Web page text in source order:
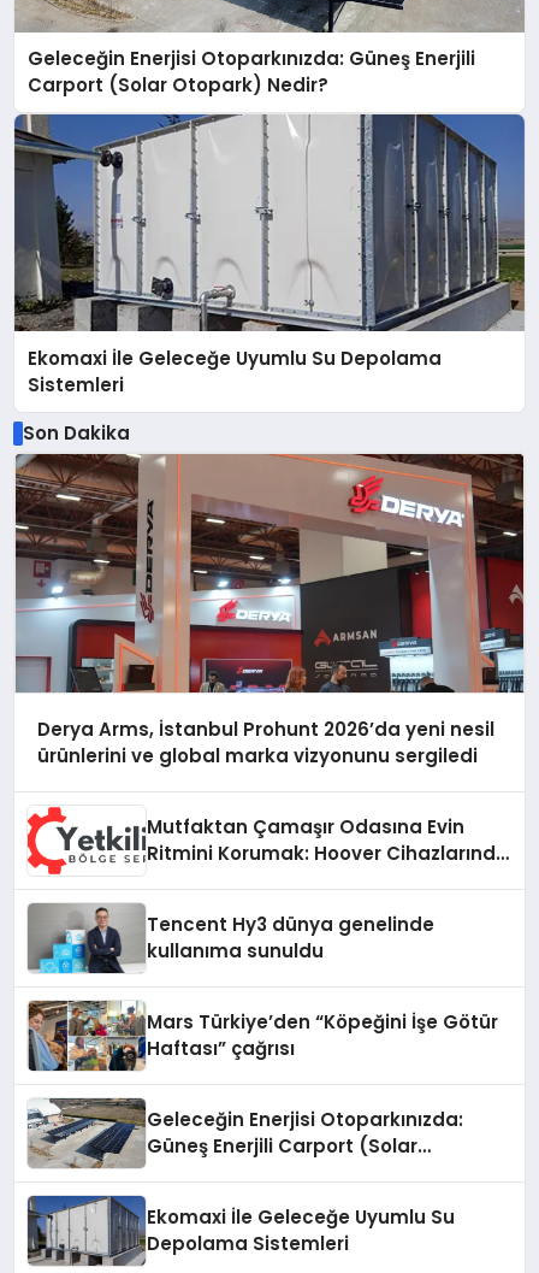
Geleceğin Enerjisi Otoparkınızda: Güneş Enerjili
Carport (Solar Otopark) Nedir?
Ekomaxi İle Geleceğe Uyumlu Su Depolama
Sistemleri
Son Dakika
Derya Arms, İstanbul Prohunt 2026’da yeni nesil
ürünlerini ve global marka vizyonunu sergiledi
Mutfaktan Çamaşır Odasına Evin
Ritmini Korumak: Hoover Cihazlarında
Tencent Hy3 dünya genelinde
kullanıma sunuldu
Mars Türkiye’den “Köpeğini İşe Götür
Haftası” çağrısı
Geleceğin Enerjisi Otoparkınızda:
Güneş Enerjili Carport (Solar
Ekomaxi İle Geleceğe Uyumlu Su
Depolama Sistemleri